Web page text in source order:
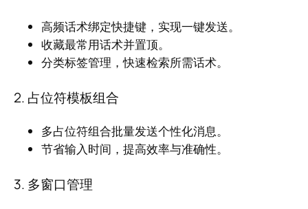
高频话术绑定快捷键，实现一键发送。
收藏最常用话术并置顶。
分类标签管理，快速检索所需话术。
2. 占位符模板组合
多占位符组合批量发送个性化消息。
节省输入时间，提高效率与准确性。
3. 多窗口管理